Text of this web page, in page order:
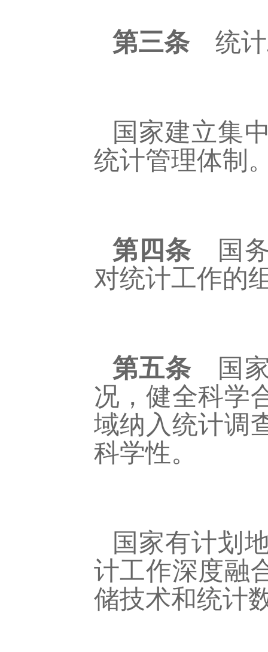
第三条统计
国家建立集
统计管理体制
第四条 国务
对统计工作的
第五条 国家
况，健全科学
域纳入统计调
科学性。
国家有计划
计工作深度融
储技术和统计